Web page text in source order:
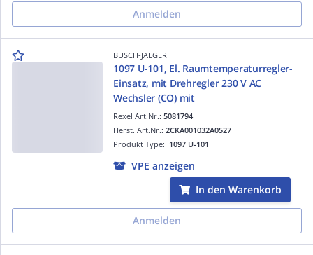
Anmelden
BUSCH-JAEGER
1097 U-101, El. Raumtemperaturregler-
Einsatz, mit Drehregler 230 V AC
Wechsler (CO) mit
Rexel Art.Nr.: 5081794
Produkt Type: 1097 U-101
Herst. Art.Nr.: 2CKA001032A0527
VPE anzeigen
In den Warenkorb
Anmelden